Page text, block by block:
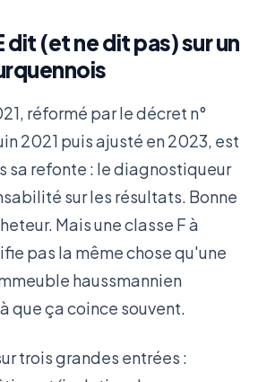
dit (et ne dit pas) sur un
réformé par le décret n°
2021 puis ajusté en 2023, est
sa refonte : le diagnostiqueur
sur les résultats. Bonne
Mais une classe F à
pas la même chose qu'une
haussmannien
que ça coince souvent.
trois grandes entrées :